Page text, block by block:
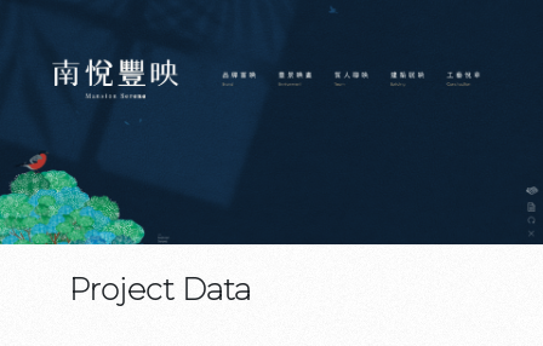
Project Data